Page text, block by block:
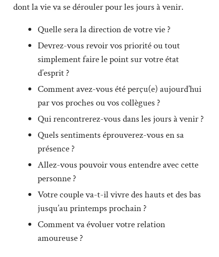
dont la vie va se dérouler pour les jours à venir.
Quelle sera la direction de votre vie ?
Devrez-vous revoir vos priorité ou tout
simplement faire le point sur votre état
d’esprit ?
Comment avez-vous été perçu(e) aujourd’hui
par vos proches ou vos collègues ?
Qui rencontrerez-vous dans les jours à venir ?
Quels sentiments éprouverez-vous en sa
présence ?
Allez-vous pouvoir vous entendre avec cette
personne ?
Votre couple va-t-il vivre des hauts et des bas
jusqu’au printemps prochain ?
Comment va évoluer votre relation
amoureuse ?